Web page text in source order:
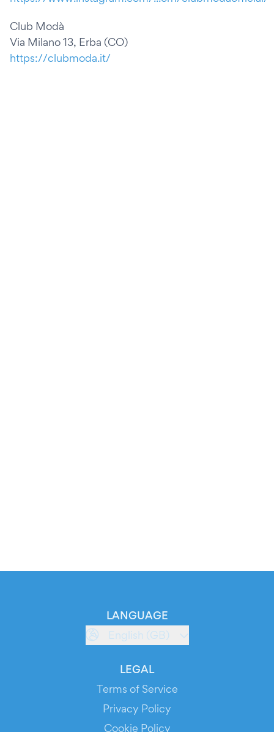
Club Modà
Via Milano 13, Erba (CO)
https://clubmoda.it/
LANGUAGE
English (GB)
LEGAL
Terms of Service
Privacy Policy
Cookie Policy